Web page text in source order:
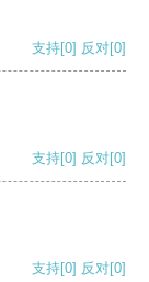
支持[0] 反对[0]
支持[0] 反对[0]
支持[0] 反对[0]